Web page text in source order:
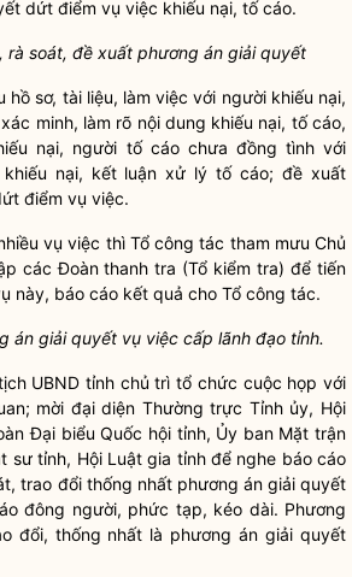
dứt điểm vụ việc khiếu nại, tố cáo.
rà soát, đề xuất phương án giải quyết
hồ sơ, tài liệu, làm việc với người khiếu nại,
minh, làm rõ nội dung khiếu nại, tố cáo,
nại, người tố cáo chưa đồng tình với
nại, kết luận xử lý tố cáo; đề xuất
điểm vụ việc.
vụ việc thì Tổcông tác tham mưu Chủ
các Đoàn thanh tra (Tổ kiểm tra) để tiến
này, báo cáo kết quả cho Tổ công tác.
án giải quyết vụ việc cấp lãnh đạo tỉnh.
UBND tỉnh chủ trì tổ chức cuộc họp với
mời đại diện Thường trực Tỉnh ủy, Hội
Đại biểuQuốc hộitỉnh, Ủy ban Mặt trận
sư tỉnh, Hội Luật gia tỉnh để nghe báo cáo
trao đổi thống nhất phương án giải quyết
đông người, phức tạp, kéo dài. Phương
đổi, thống nhất là phương án giải quyết